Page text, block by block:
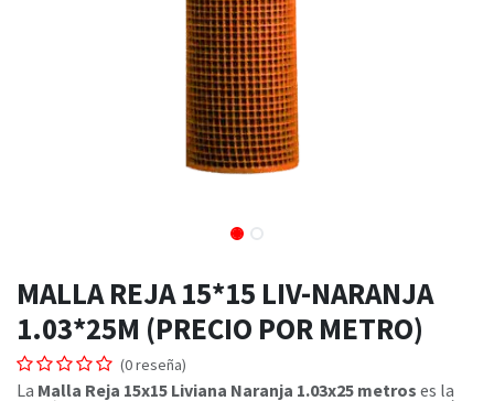
MALLA REJA 15*15 LIV-NARANJA
1.03*25M (PRECIO POR METRO)
(0 reseña)
La Malla Reja 15x15 Liviana Naranja 1.03x25 metros es la